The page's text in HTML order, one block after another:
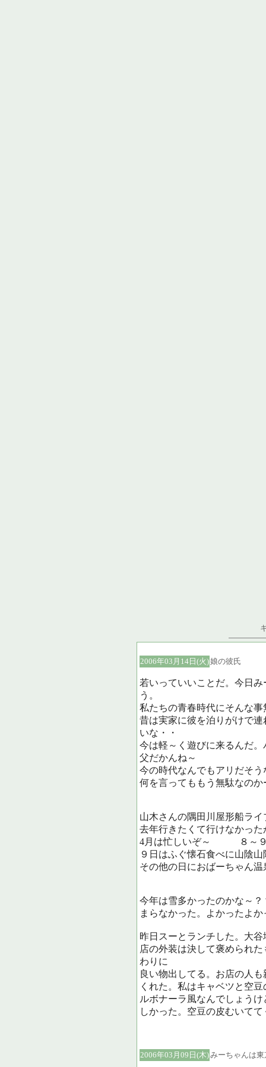
2006年03月14日(火)娘の彼氏
若いっていいことだ。今日
う。
私たちの青春時代にそんな
昔は実家に彼を泊りがけで
いな・・
今は軽～く遊びに来るんだ
父だかんね～
今の時代なんでもアリだそう
何を言ってももう無駄なのか
山木さんの隅田川屋形船ラ
去年行きたくて行けなかっ
4月は忙しいぞ～ ８～９
９日はふぐ懐石食べに山陰山
その他の日におばーちゃん
今年は雪多かったのかな～
まらなかった。よかったよか
昨日スーとランチした。大
店の外装は決して褒められ
わりに
良い物出してる。お店の人
くれた。私はキャベツと空
ルボナーラ風なんでしょう
しかった。空豆の皮むいて
2006年03月09日(木)みーちゃんは東